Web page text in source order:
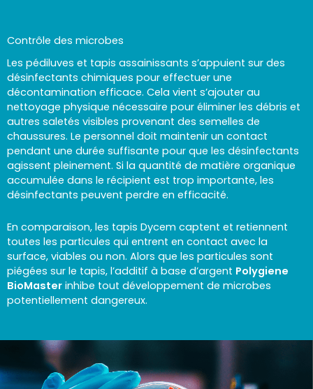
Contrôle des microbes
Les pédiluves et tapis assainissants s’appuient sur des
désinfectants chimiques pour effectuer une
décontamination efficace. Cela vient s’ajouter au
nettoyage physique nécessaire pour éliminer les débris et
autres saletés visibles provenant des semelles de
chaussures. Le personnel doit maintenir un contact
pendant une durée suffisante pour que les désinfectants
agissent pleinement. Si la quantité de matière organique
accumulée dans le récipient est trop importante, les
désinfectants peuvent perdre en efficacité.
En comparaison, les tapis Dycem captent et retiennent
toutes les particules qui entrent en contact avec la
surface, viables ou non. Alors que les particules sont
piégées sur le tapis, l’additif à base d’argent Polygiene
BioMaster inhibe tout développement de microbes
potentiellement dangereux.